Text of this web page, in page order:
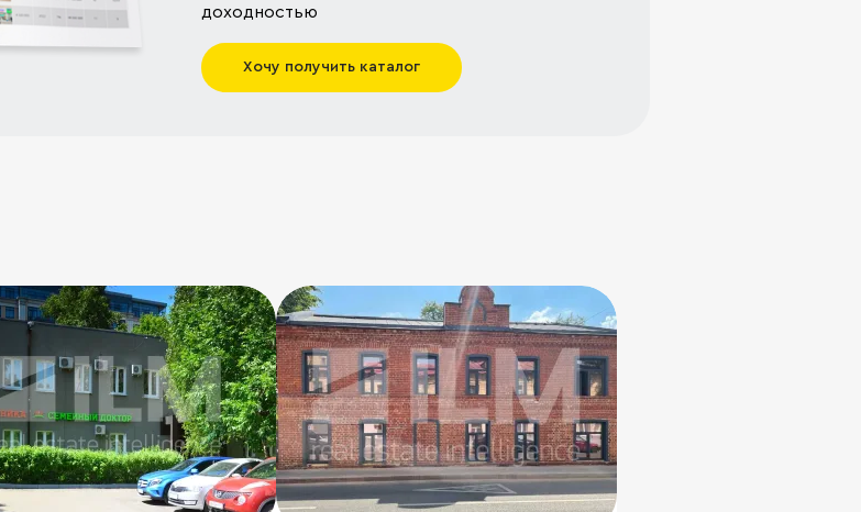
доходностью
Хочу получить каталог